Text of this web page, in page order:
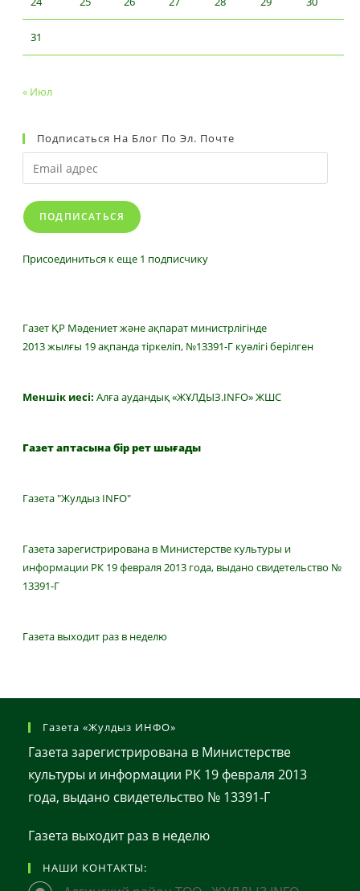
31
« Июл
Подписаться На Блог По Эл. Почте
Email
адрес
ПОДПИСАТЬСЯ
Присоединиться к еще 1 подписчику
Газет ҚР Мәдениет және ақпарат министрлігінде
2013 жылғы 19 ақпанда тіркеліп, №13391-Г куәлігі берілген
Меншік иесі: Алға аудандық «ЖҰЛДЫЗ.INFO» ЖШС
Газет аптасына бір рет шығады
Газета "Жулдыз INFO"
Газета зарегистрирована в Министерстве культуры и
информации РК 19 февраля 2013 года, выдано свидетельство №
13391-Г
Газета выходит раз в неделю
Газета «Жулдыз ИНФО»
Газета зарегистрирована в Министерстве
культуры и информации РК 19 февраля 2013
года, выдано свидетельство № 13391-Г
Газета выходит раз в неделю
НАШИ КОНТАКТЫ: